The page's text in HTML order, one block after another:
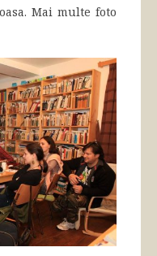
Mai multe foto